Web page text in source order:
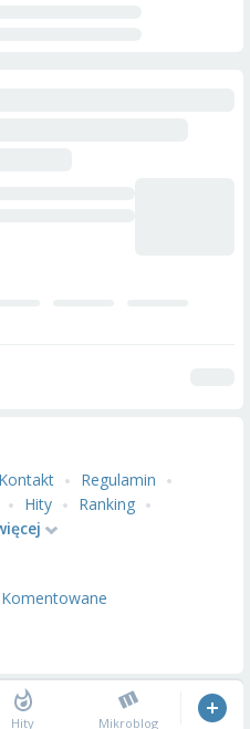
Kontakt
Regulamin
Hity
Ranking
Komentowane
Hity Mikroblog